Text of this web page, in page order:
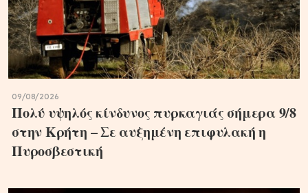
09/08/2026
Πολύ υψηλός κίνδυνος πυρκαγιάς σήμερα 9/8
στην Κρήτη – Σε αυξημένη επιφυλακή η
Πυροσβεστική